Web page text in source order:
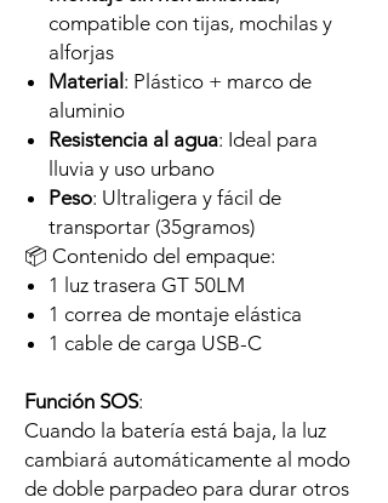
compatible con tijas, mochilas y
alforjas
Material : Plástico + marco de
aluminio
Resistencia al agua: Ideal para
lluvia y uso urbano
Peso: Ultraligera y fácil de
transportar (35gramos)
📦 Contenido del empaque:
1 luz trasera GT 50LM
1 correa de montaje elástica
1 cable de carga USB-C
Función SOS:
Cuando la batería está baja, la luz
cambiará automáticamente al modo
de doble parpadeo para durar otros